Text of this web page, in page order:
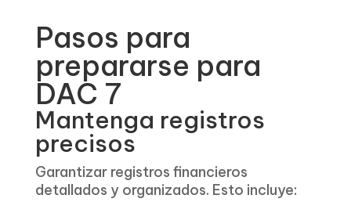
Pasos para
prepararse para
DAC 7
Mantenga registros
precisos
Garantizar registros financieros
detallados y organizados. Esto incluye: